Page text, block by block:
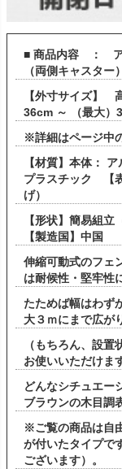
■ 商品内容 ： ア
（両側キャスター
【外寸サイズ】
36cm ～ （最大）
※詳細はページ中
【材質】本体：
プラスチック 【
げ）
【形状】簡易
【製造国】中国
伸縮可動式のフェ
は耐候性・堅牢性
たためば幅はわず
大３ｍにまで広が
（もちろん、設
お使いいただけま
どんなシチュエー
ブラウンの木目調
※ご覧の商品は自
が付いたタイプで
ございます）。